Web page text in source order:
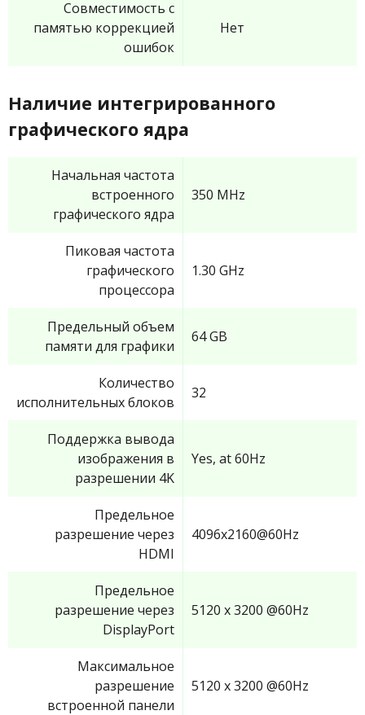
Совместимость с
памятью коррекцией
ошибок
Нет
Наличие интегрированного
графического ядра
Начальная частота
встроенного
графического ядра
350 MHz
Пиковая частота
графического
процессора
1.30 GHz
Предельный объем
памяти для графики
64 GB
Количество
исполнительных блоков
32
Поддержка вывода
изображения в
разрешении 4K
Yes, at 60Hz
Предельное
разрешение через
HDMI
4096x2160@60Hz
Предельное
разрешение через
DisplayPort
5120 x 3200 @60Hz
Максимальное
разрешение
встроенной панели
5120 x 3200 @60Hz